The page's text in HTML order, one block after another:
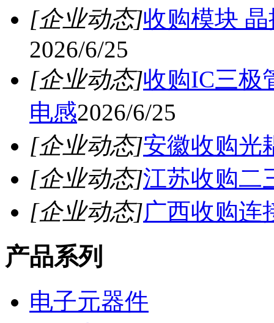
[企业动态]收购模块
2026/6/25
[企业动态]收购IC三极
电感2026/6/25
[企业动态]安徽收购光
[企业动态]江苏收购二
[企业动态]广西收购连
产品系列
电子元器件